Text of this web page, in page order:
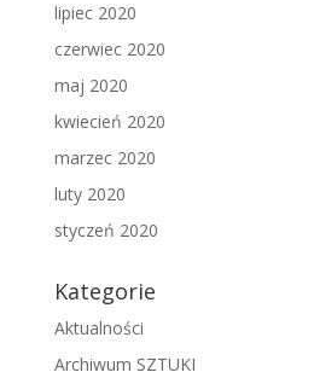
lipiec 2020
czerwiec 2020
maj 2020
kwiecień 2020
marzec 2020
luty 2020
styczeń 2020
Kategorie
Aktualności
Archiwum SZTUKI